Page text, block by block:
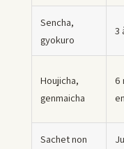
Sencha,
gyokuro
3
Houjicha,
genmaicha
6
Sachet non